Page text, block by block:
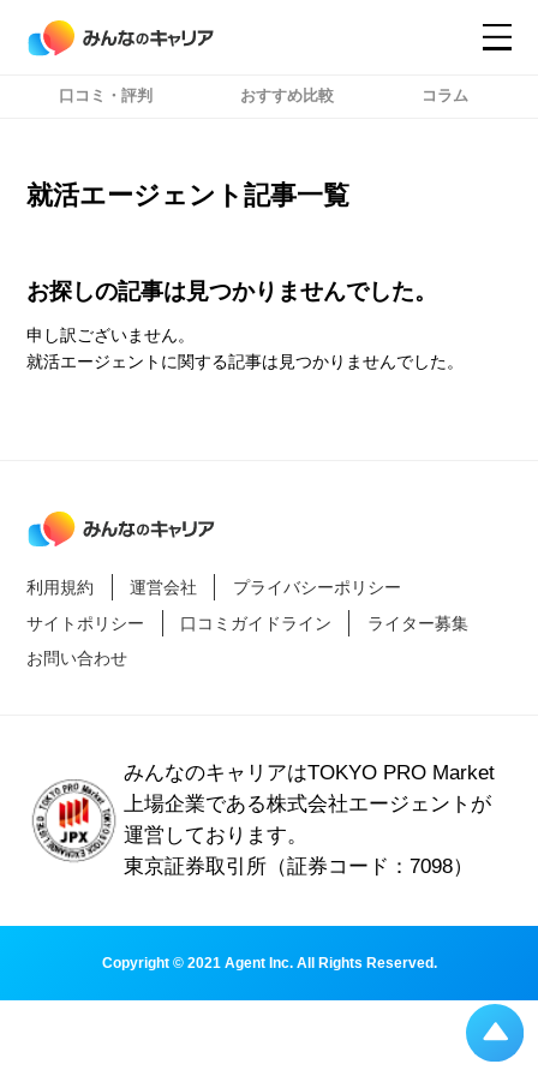
口コミ・評判 おすすめ比較 コラム
就活エージェント記事一覧
お探しの記事は見つかりませんでした。
申し訳ございません。
就活エージェントに関する記事は見つかりませんでした。
利用規約 運営会社
プライバシーポリシー
サイトポリシー
口コミガイドライン
ライター募集
お問い合わせ
みんなのキャリアはTOKYO PRO Market
上場企業である株式会社エージェントが
運営しております。
東京証券取引所（証券コード：7098）
Copyright © 2021 Agent Inc. All Rights Reserved.